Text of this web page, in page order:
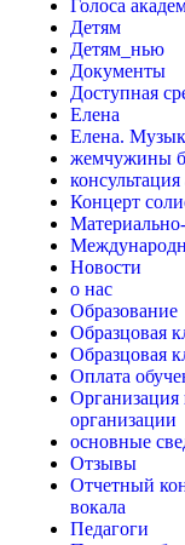
Голоса
Детям
Детям_нью
Документы
Доступная
Елена
Елена.
жемчужины
Концерт
Новости
о нас
Образование
Образцовая
Образцовая
Оплата
Организация
организации
основные
Отзывы
Отчетный
вокала
Педагоги